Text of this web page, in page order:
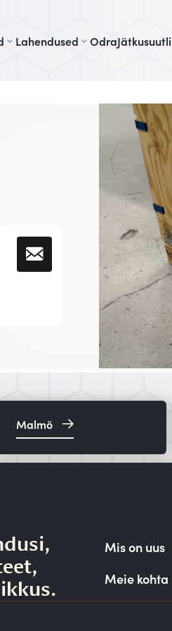
Lahendused Odra
Malmö
Mis on uus
Meie kohta